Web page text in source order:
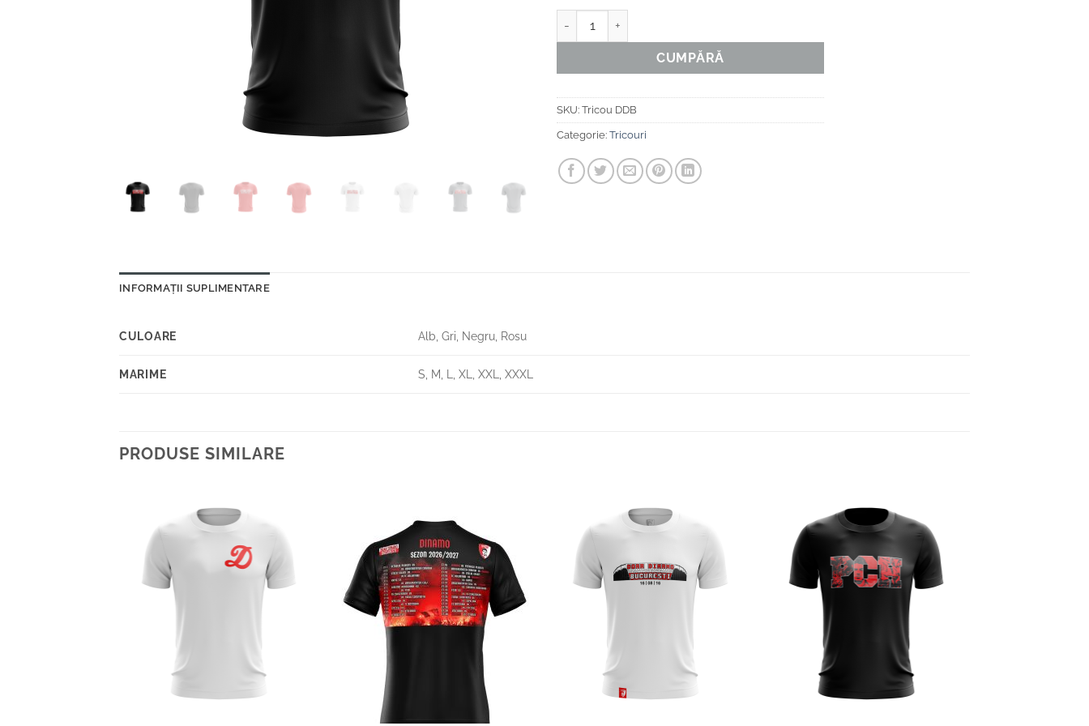
CUMPĂRĂ
SKU: Tricou DDB
Categorie: Tricouri
INFORMAȚII SUPLIMENTARE
CULOARE Alb, Gri, Negru, Rosu
MARIME S, M, L, XL, XXL, XXXL
PRODUSE SIMILARE